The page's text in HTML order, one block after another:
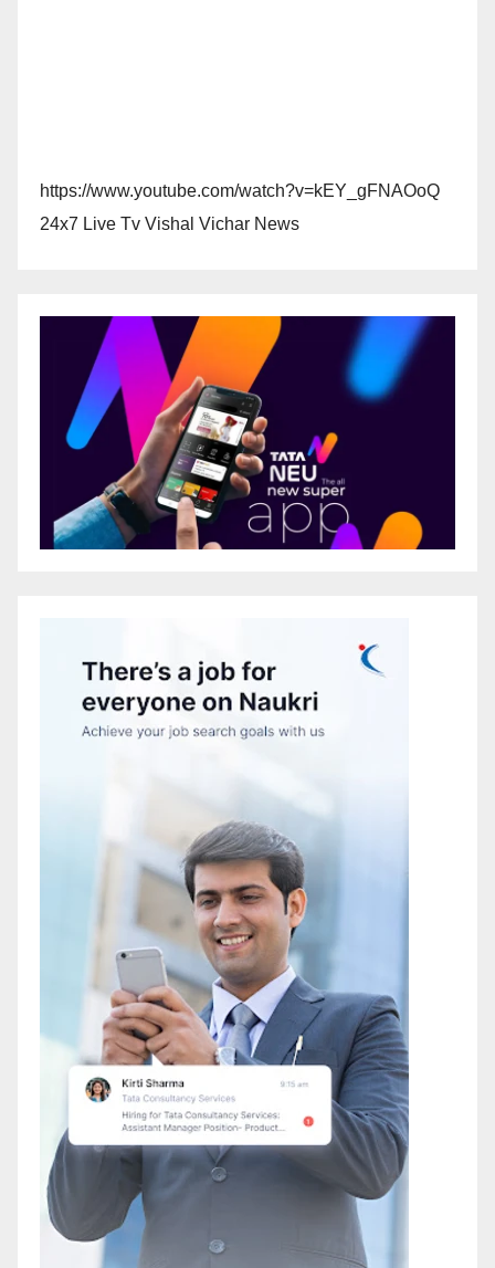
https://www.youtube.com/watch?v=kEY_gFNAOoQ
24x7 Live Tv Vishal Vichar News